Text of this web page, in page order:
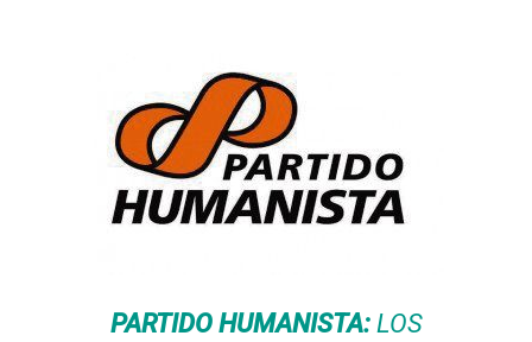
PARTIDO HUMANISTA: LOS